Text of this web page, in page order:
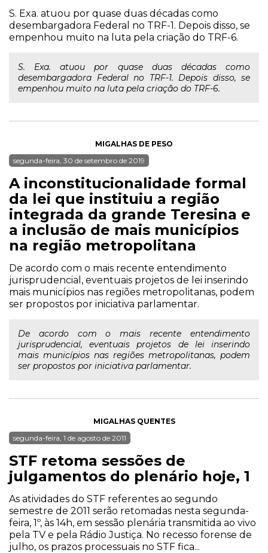
S. Exa. atuou por quase duas décadas como
desembargadora Federal no TRF-1. Depois disso, se
empenhou muito na luta pela criação do TRF-6.
S. Exa. atuou por quase duas décadas como
desembargadora Federal no TRF-1. Depois disso, se
empenhou muito na luta pela criação do TRF-6.
MIGALHAS DE PESO
segunda-feira, 30 de setembro de 2019
A inconstitucionalidade formal
da lei que instituiu a região
integrada da grande Teresina e
a inclusão de mais municípios
na região metropolitana
De acordo com o mais recente entendimento
jurisprudencial, eventuais projetos de lei inserindo
mais municípios nas regiões metropolitanas, podem
ser propostos por iniciativa parlamentar.
De acordo com o mais recente entendimento
jurisprudencial, eventuais projetos de lei inserindo
mais municípios nas regiões metropolitanas, podem
ser propostos por iniciativa parlamentar.
MIGALHAS QUENTES
segunda-feira, 1 de agosto de 2011
STF retoma sessões de
julgamentos do plenário hoje, 1
As atividades do STF referentes ao segundo
semestre de 2011 serão retomadas nesta segunda-
feira, 1º, às 14h, em sessão plenária transmitida ao vivo
pela TV e pela Rádio Justiça. No recesso forense de
julho, os prazos processuais no STF fica...